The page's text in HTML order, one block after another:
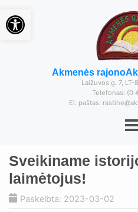
Akmenės rajono
Laižuvos g. 7,
Telefonas: (0
El. paštas:
Sveikiname
laimėtojus!
Paskelbta: 2023-03-02
Open toolbar